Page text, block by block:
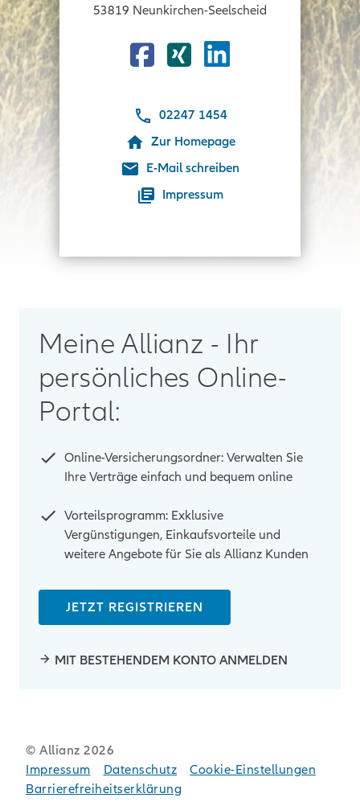
53819 Neunkirchen-Seelscheid
Facebook
Xing
02247 1454
Zur Homepage
E-Mail schreiben
Impressum
Meine Allianz - Ihr
persönliches Online-
Portal:
Online-Versicherungsordner: Verwalten Sie
Ihre Verträge einfach und bequem online
Vorteilsprogramm: Exklusive
Vergünstigungen, Einkaufsvorteile und
weitere Angebote für Sie als Allianz Kunden
JETZT REGISTRIEREN
MIT BESTEHENDEM KONTO ANMELDEN
© Allianz 2026
Impressum
Datenschutz
Cookie-Einstellungen
Barrierefreiheitserklärung